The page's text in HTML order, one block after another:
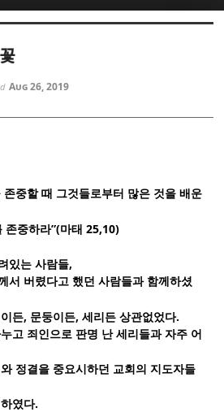
Aug 26, 2019
중할 때 그것들로부터 많은 것을 배운
존중하라”(마태25,10)
있는 사람들,
서 버렸다고 했던 사람들과 함께하셨
든, 문둥이든,세리든 상관없었다.
고 죄인으로 판명 난 세리들과 자주 어
정결을 중요시하던 교회의 지도자들
였다.
케치북5
스케치북5
케치북5
스케치북5